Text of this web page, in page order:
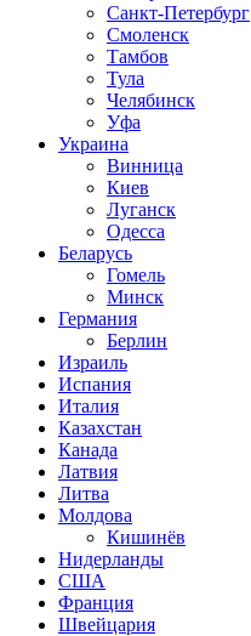
Санкт-Петербург
Смоленск
Тамбов
Тула
Челябинск
Уфа
Украина
Винница
Киев
Луганск
Одесса
Беларусь
Гомель
Минск
Германия
Берлин
Израиль
Испания
Италия
Казахстан
Канада
Латвия
Литва
Молдова
Кишинёв
Нидерланды
США
Франция
Швейцария